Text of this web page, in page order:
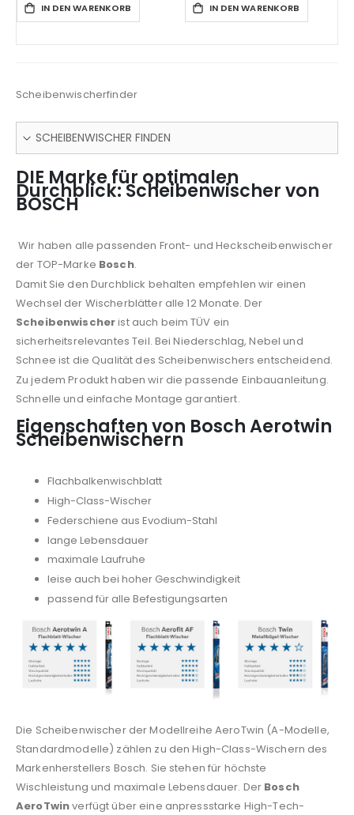
IN DEN WARENKORB IN DEN WARENKORB
Scheibenwischerfinder
SCHEIBENWISCHER FINDEN
DIE Marke für optimalen
Durchblick: Scheibenwischer von
BOSCH
Wir haben alle passenden Front- und Heckscheibenwischer
der TOP-Marke Bosch.
Damit Sie den Durchblick behalten empfehlen wir einen
Wechsel der Wischerblätter alle 12 Monate. Der
Scheibenwischerist auch beim TÜV ein
sicherheitsrelevantes Teil. Bei Niederschlag, Nebel und
Schnee ist die Qualität des Scheibenwischers entscheidend.
Zu jedem Produkt haben wir die passende Einbauanleitung.
Schnelle und einfache Montage garantiert.
Eigenschaften von Bosch Aerotwin
Scheibenwischern
Flachbalkenwischblatt
High-Class-Wischer
Federschiene aus Evodium-Stahl
lange Lebensdauer
maximale Laufruhe
leise auch bei hoher Geschwindigkeit
passend für alle Befestigungsarten
Die Scheibenwischer der Modellreihe AeroTwin (A-Modelle,
Standardmodelle) zählen zu den High-Class-Wischern des
Markenherstellers Bosch. Sie stehen für höchste
Wischleistung und maximale Lebensdauer. Der Bosch
AeroTwinverfügt über eine anpressstarke High-Tech-